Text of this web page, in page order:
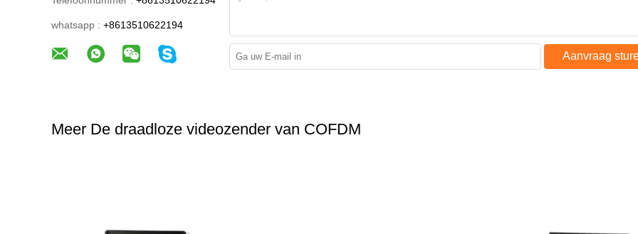
whatsapp : +8613510622194
Aanvraag
Meer De draadloze videozender van COFDM